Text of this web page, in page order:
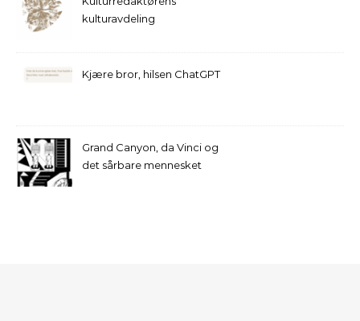
kulturavdeling
Kjære bror, hilsen ChatGPT
Grand Canyon, da Vinci og
det sårbare mennesket